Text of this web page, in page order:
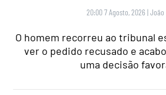
20:00 7 Agosto, 2026 |João
O homem recorreu ao tribunal
ver o pedido recusado e
uma decisão